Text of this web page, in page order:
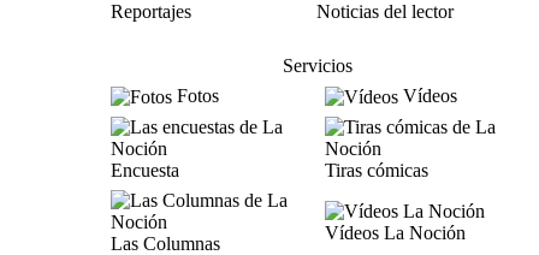
Reportajes
Noticias del lector
Servicios
Fotos
Vídeos
Encuesta Tiras cómicas
Las Columnas
Vídeos La Noción